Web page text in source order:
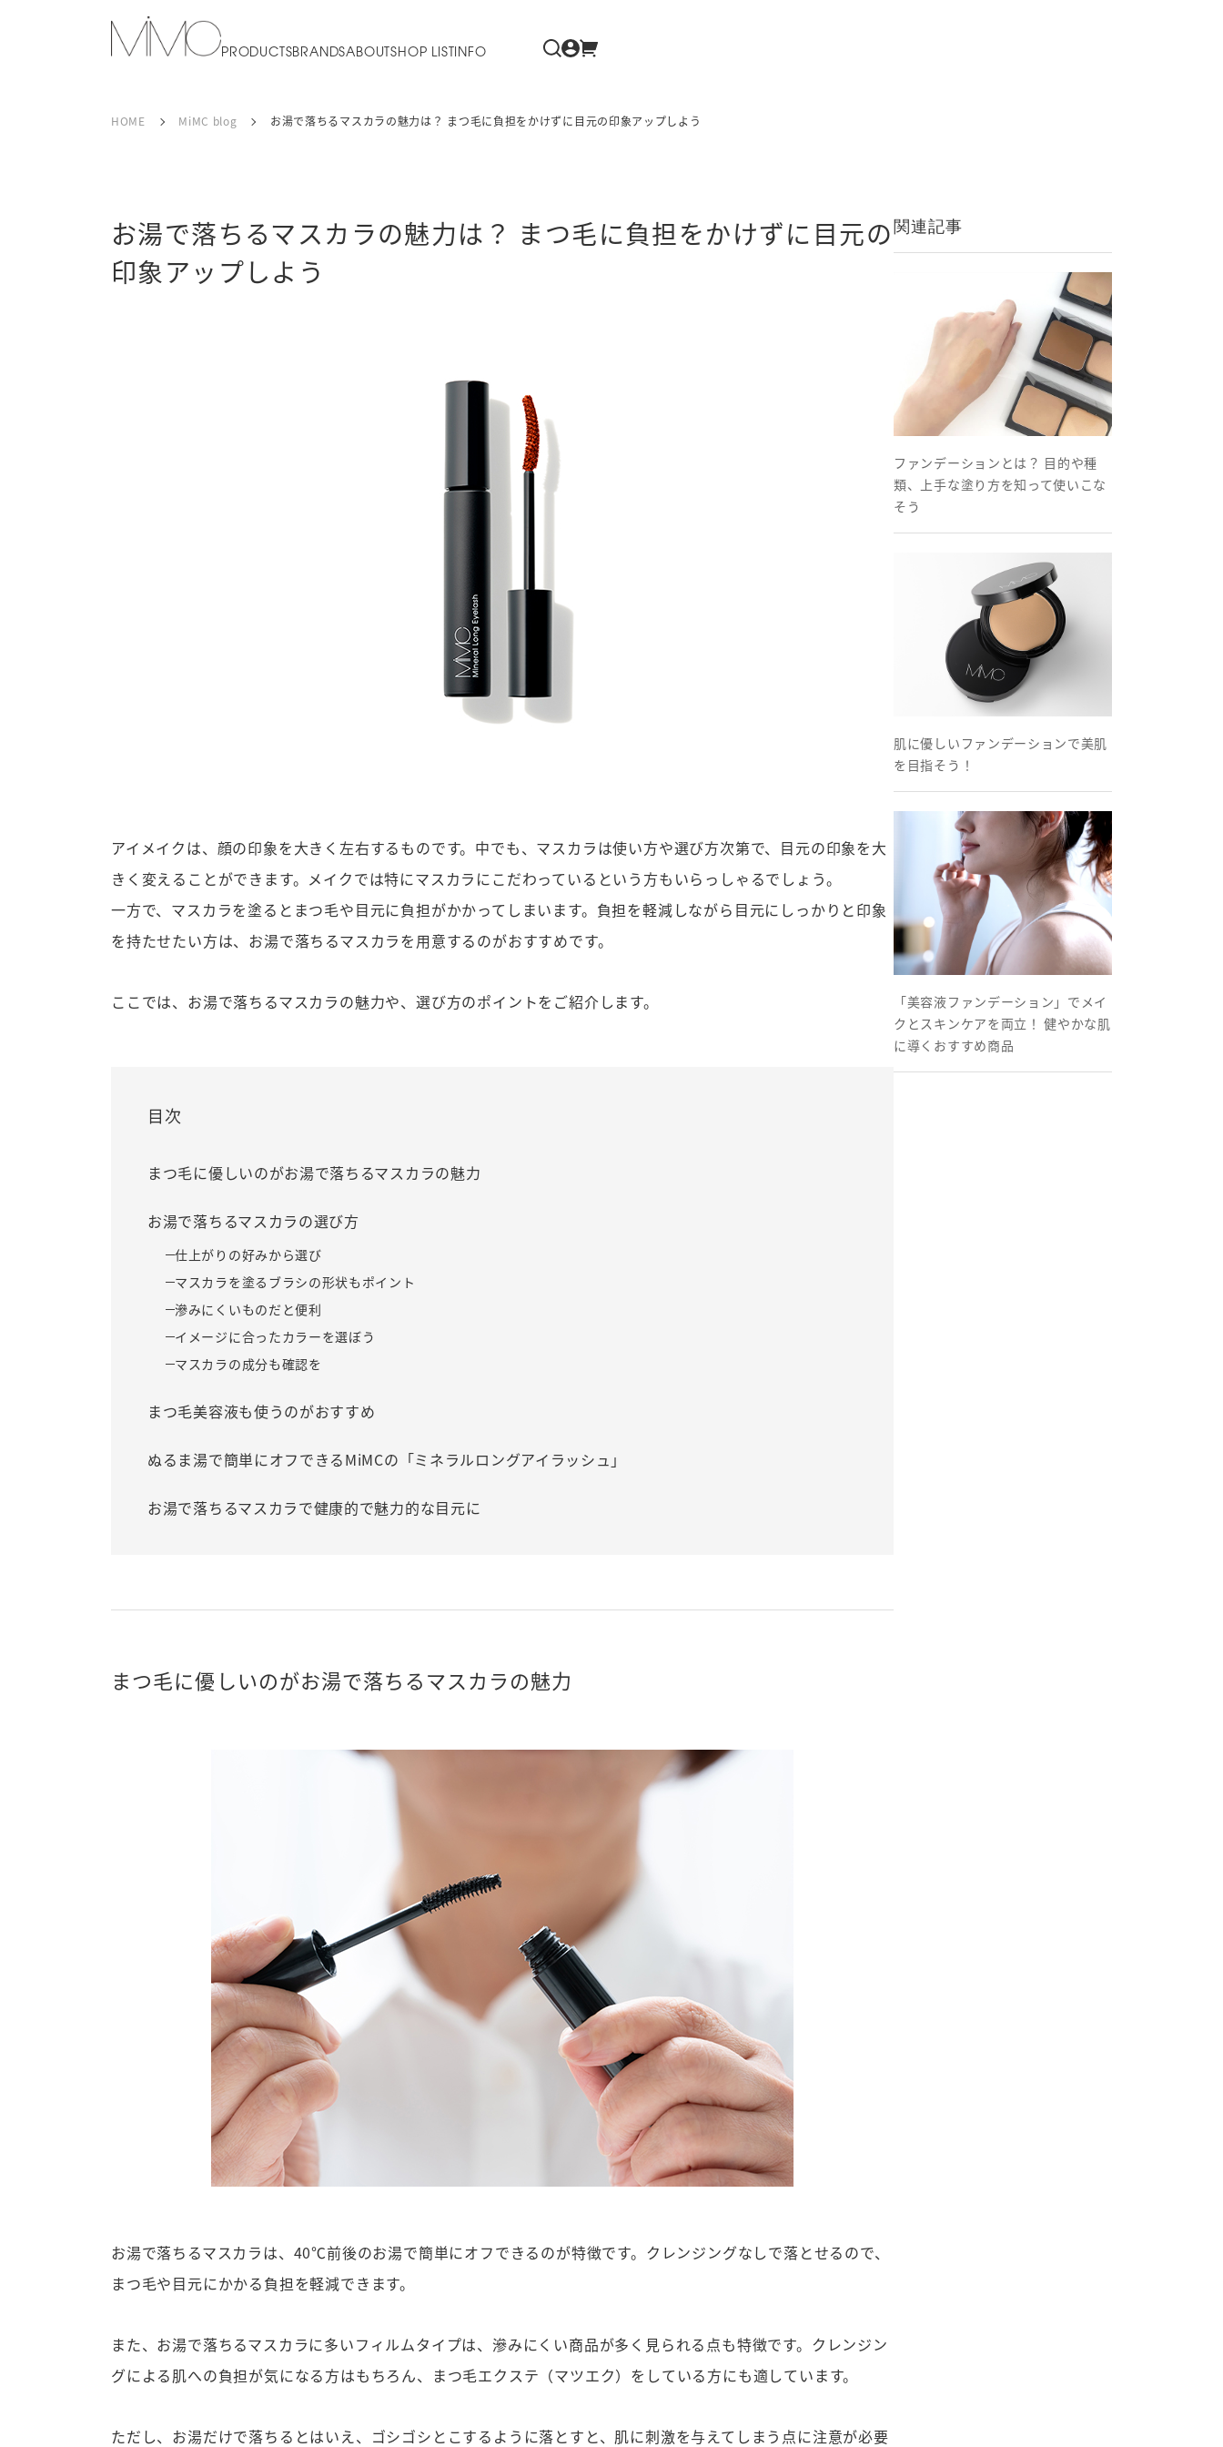
PRODUCTSBRANDSABOUTSHOP LIST INFO
HOME MiMC blog お湯で落ちるマスカラの魅力は？ まつ毛に負担をかけずに目元の印象アップしよう
お湯で落ちるマスカラの魅力は？ まつ毛に負担をかけずに目元の
印象アップしよう
アイメイクは、顔の印象を大きく左右するものです。中でも、マスカラは使い方や選び方次第で、目元の印象を大
きく変えることができます。メイクでは特にマスカラにこだわっているという方もいらっしゃるでしょう。
一方で、マスカラを塗るとまつ毛や目元に負担がかかってしまいます。負担を軽減しながら目元にしっかりと印象
を持たせたい方は、お湯で落ちるマスカラを用意するのがおすすめです。
ここでは、お湯で落ちるマスカラの魅力や、選び方のポイントをご紹介します。
目次
まつ毛に優しいのがお湯で落ちるマスカラの魅力
お湯で落ちるマスカラの選び方
仕上がりの好みから選び
マスカラを塗るブラシの形状もポイント
滲みにくいものだと便利
イメージに合ったカラーを選ぼう
マスカラの成分も確認を
まつ毛美容液も使うのがおすすめ
ぬるま湯で簡単にオフできるMiMCの「ミネラルロングアイラッシュ」
お湯で落ちるマスカラで健康的で魅力的な目元に
まつ毛に優しいのがお湯で落ちるマスカラの魅力
お湯で落ちるマスカラは、40℃前後のお湯で簡単にオフできるのが特徴です。クレンジングなしで落とせるので、
まつ毛や目元にかかる負担を軽減できます。
また、お湯で落ちるマスカラに多いフィルムタイプは、滲みにくい商品が多く見られる点も特徴です。クレンジン
グによる肌への負担が気になる方はもちろん、まつ毛エクステ（マツエク）をしている方にも適しています。
ただし、お湯だけで落ちるとはいえ、ゴシゴシとこするように落とすと、肌に刺激を与えてしまう点に注意が必要
関連記事
ファンデーションとは？ 目的や種
類、上手な塗り方を知って使いこな
そう
肌に優しいファンデーションで美肌
を目指そう！
「美容液ファンデーション」でメイ
クとスキンケアを両立！ 健やかな肌
に導くおすすめ商品